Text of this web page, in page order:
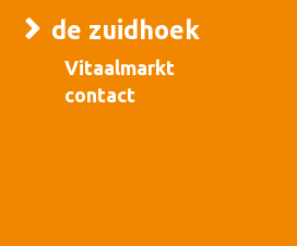
de zuidhoek
Vitaalmarkt
contact